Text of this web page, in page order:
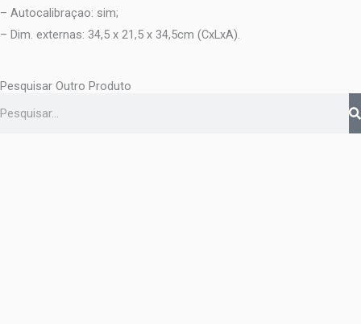
– Autocalibraçao: sim;
– Dim. externas: 34,5 x 21,5 x 34,5cm (CxLxA).
Pesquisar Outro Produto